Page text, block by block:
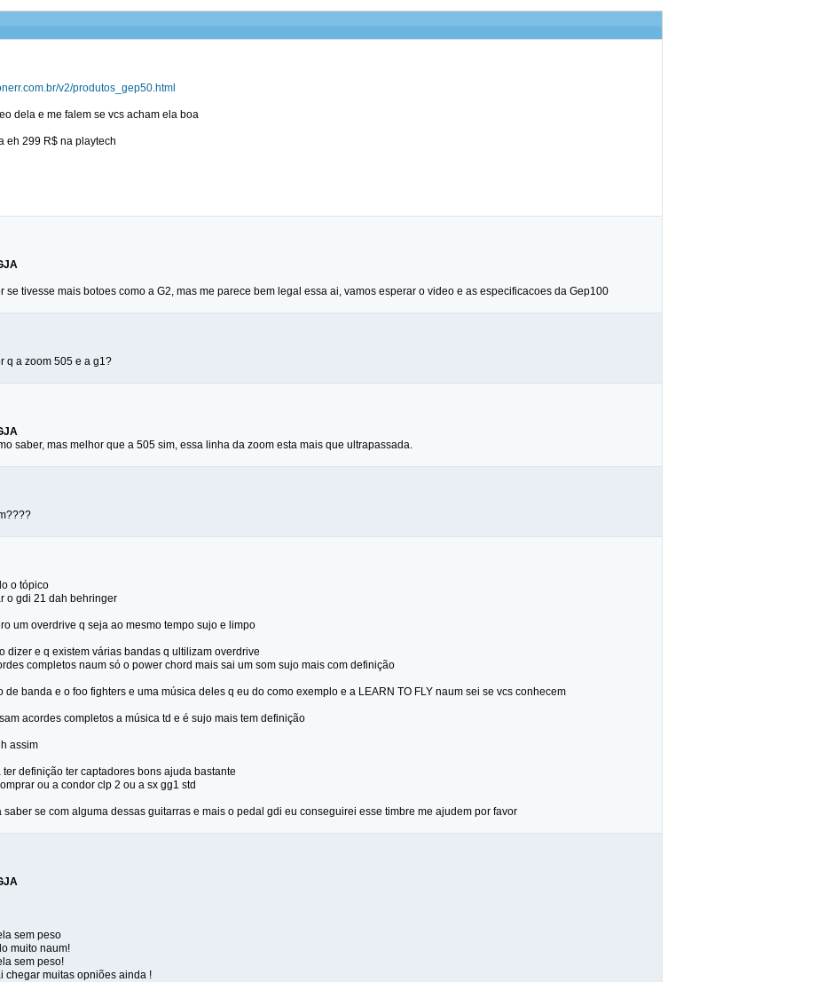
v2/produtos_gep50.html
dela e me falem se vcs acham ela boa
eh 299 R$ na playtech
se tivesse mais botoes como a G2, mas me parece bem legal essa ai, vamos esperar o video e as especificacoes da Gep100
q a zoom 505 e a g1?
saber, mas melhor que a 505 sim, essa linha da zoom esta mais que ultrapassada.
o tópico
o gdi 21 dah behringer
um overdrive q seja ao mesmo tempo sujo e limpo
dizer e q existem várias bandas q ultilizam overdrive
completos naum só o power chord mais sai um som sujo mais com definição
de banda e o foo fighters e uma música deles q eu do como exemplo e a LEARN TO FLY naum sei se vcs conhecem
acordes completos a música td e é sujo mais tem definição
assim
ter definição ter captadores bons ajuda bastante
ou a condor clp 2 ou a sx gg1 std
saber se com alguma dessas guitarras e mais o pedal gdi eu conseguirei esse timbre me ajudem por favor
sem peso
muito naum!
sem peso!
chegar muitas opniões ainda !